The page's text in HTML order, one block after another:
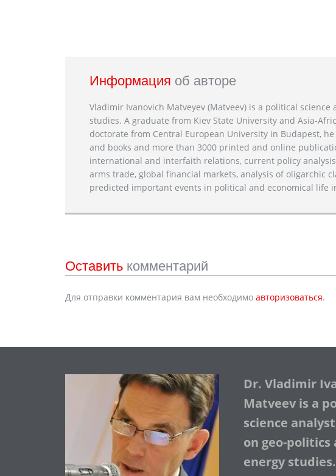
Информация об авторе
Vladimir Ivanovich Matveyev (Matveev) is a political
studies. A graduate from Kiev State University and Asia-
doctorate from Central European University in Budapest,
and books and more than 3000 printed and online
international and interfaith relations, current policy
arms trade, global financial markets, analysis of oligarchic
predicted important events in political and economical life
Оставить комментарий
Для отправки комментария вам необходимо авторизоваться.
Dr. Vladimir
Matveev is a
science
on geo-politics
energy studies.